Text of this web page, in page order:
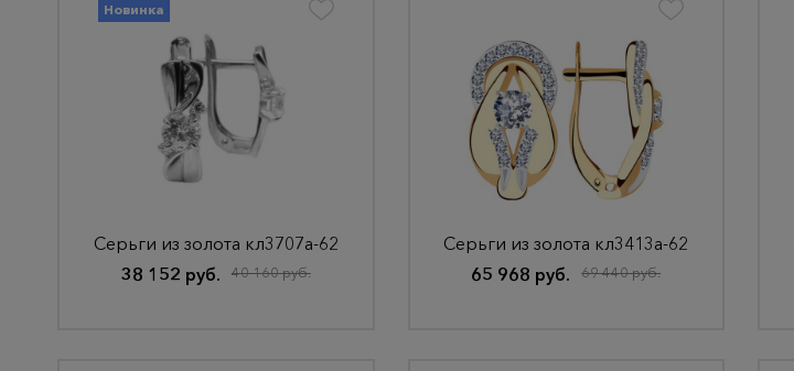
Новинка
Серьги из золота кл3707а-62
38 152 руб.
40 160 руб.
Серьги из золота кл3413а-62
65 968 руб.
69 440 руб.